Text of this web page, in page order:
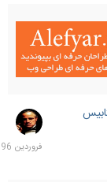
8